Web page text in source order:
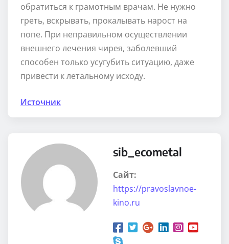
обратиться к грамотным врачам. Не нужно
греть, вскрывать, прокалывать нарост на
попе. При неправильном осуществлении
внешнего лечения чирея, заболевший
способен только усугубить ситуацию, даже
привести к летальному исходу.
Источник
sib_ecometal
Сайт:
https://pravoslavnoe-
kino.ru